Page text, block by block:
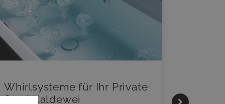
Whirlsysteme für Ihr Private
Spa | Kaldewei